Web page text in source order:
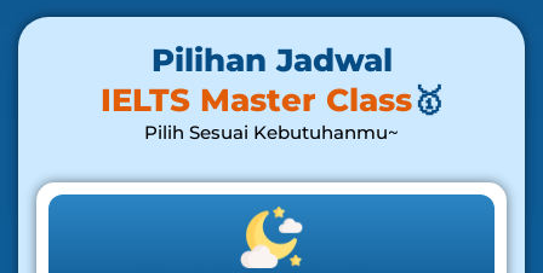
Pilihan Jadwal
IELTS Master Class🥇
Pilih Sesuai Kebutuhanmu~